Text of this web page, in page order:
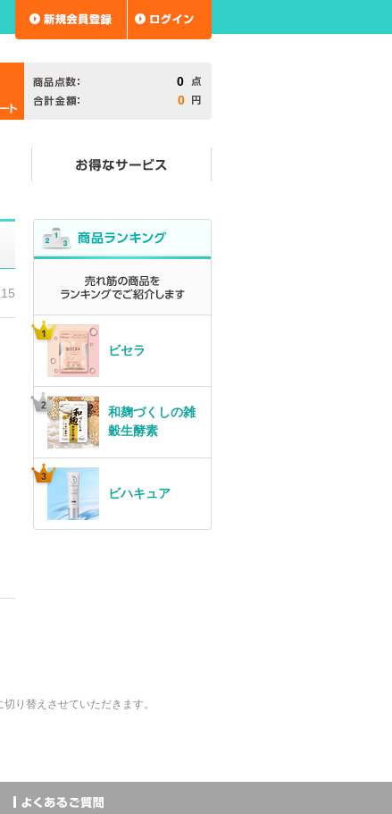
0
0
ビセラ
和麹づくしの雑
穀生酵素
ビハキュア
り替えさせていただきます。